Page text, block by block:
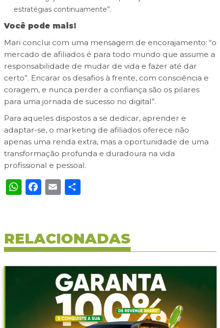
estratégias continuamente”.
Você pode mais!
Mari conclui com uma mensagem de encorajamento: “o
mercado de afiliados é para todo mundo que assume a
responsabilidade de mudar de vida e fazer até dar
certo”. Encarar os desafios à frente, com consciência e
coragem, e nunca perder a confiança são os pilares
para uma jornada de sucesso no digital”.
Para aqueles dispostos a se dedicar, aprender e
adaptar-se, o marketing de afiliados oferece não
apenas uma renda extra, mas a oportunidade de uma
transformação profunda e duradoura na vida
profissional e pessoal.
WhatsApp
Facebook
EmailShare
RELACIONADAS